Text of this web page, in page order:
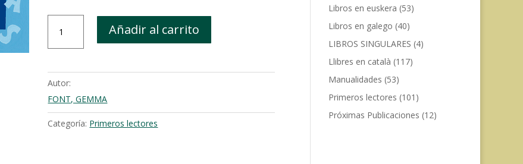
quién?
Añadir al carrito
Autor:
FONT, GEMMA
Categoría: Primeros lectores
Libros en euskera (53)
Libros en galego (40)
LIBROS SINGULARES (4)
Llibres en català (117)
Manualidades (53)
Primeros lectores (101)
Próximas Publicaciones (12)